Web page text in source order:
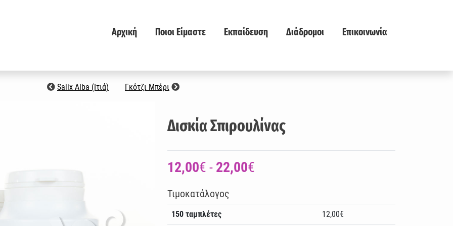
Αρχική Ποιοι Είμαστε Εκπαίδευση Διάδρομοι Επικοινωνία
Salix Alba (Ιτιά) Γκότζι Μπέρι
Δισκία Σπιρουλίνας
12,00€ - 22,00€
Τιμοκατάλογος
150 ταμπλέτες 12,00€